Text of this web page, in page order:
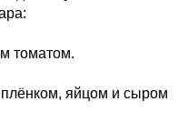
томатом.
яйцом и сыром